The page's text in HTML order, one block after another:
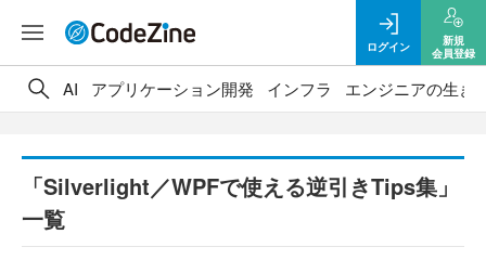
ログイン
新規
会員登録
AI アプリケーション開発 インフラ エンジニアの生き
「Silverlight／WPFで使える逆引きTips集」
一覧